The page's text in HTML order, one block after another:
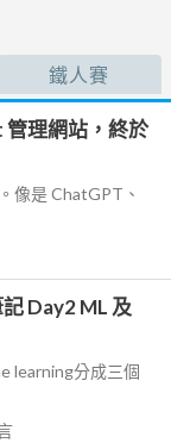
鐵人賽
管理網站，終於
像是 ChatGPT、
Day2 ML 及
learning分成三個